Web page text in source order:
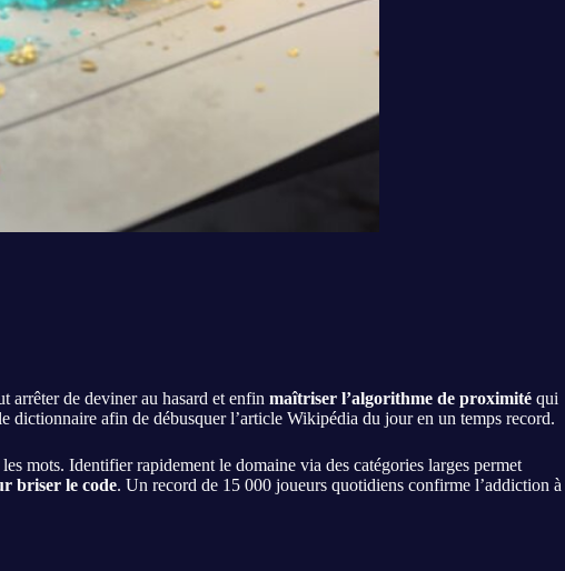
arrêter de deviner au hasard et enfin maîtriser l’algorithme de proximité qui
dictionnaire afin de débusquer l’article Wikipédia du jour en un temps record.
mots. Identifier rapidement le domaine via des catégories larges permet
briser le code. Un record de 15 000 joueurs quotidiens confirme l’addiction à